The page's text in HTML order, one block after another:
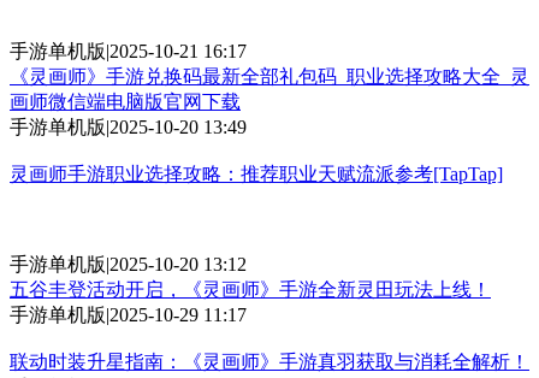
手游单机版|2025-10-21 16:17
《灵画师》手游兑换码最新全部礼包码_职业选择攻略大全_灵
画师微信端电脑版官网下载
手游单机版|2025-10-20 13:49
灵画师手游职业选择攻略：推荐职业天赋流派参考[TapTap]
手游单机版|2025-10-20 13:12
五谷丰登活动开启，《灵画师》手游全新灵田玩法上线！
手游单机版|2025-10-29 11:17
联动时装升星指南：《灵画师》手游真羽获取与消耗全解析！